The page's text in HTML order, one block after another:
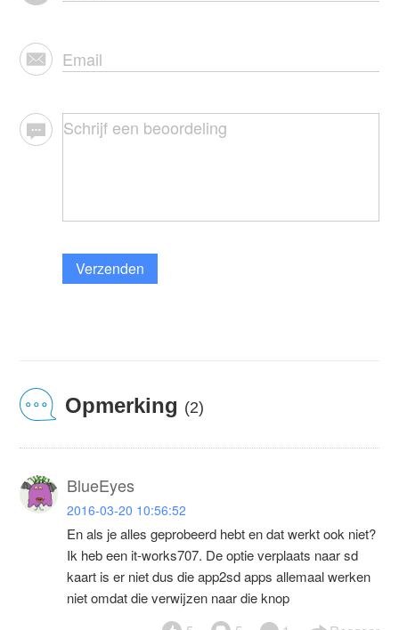
Verzenden
Opmerking (2)
BlueEyes
2016-03-20 10:56:52
En als je alles geprobeerd hebt en dat werkt ook niet?
Ik heb een it-works707. De optie verplaats naar sd
kaart is er niet dus die app2sd apps allemaal werken
niet omdat die verwijzen naar die knop